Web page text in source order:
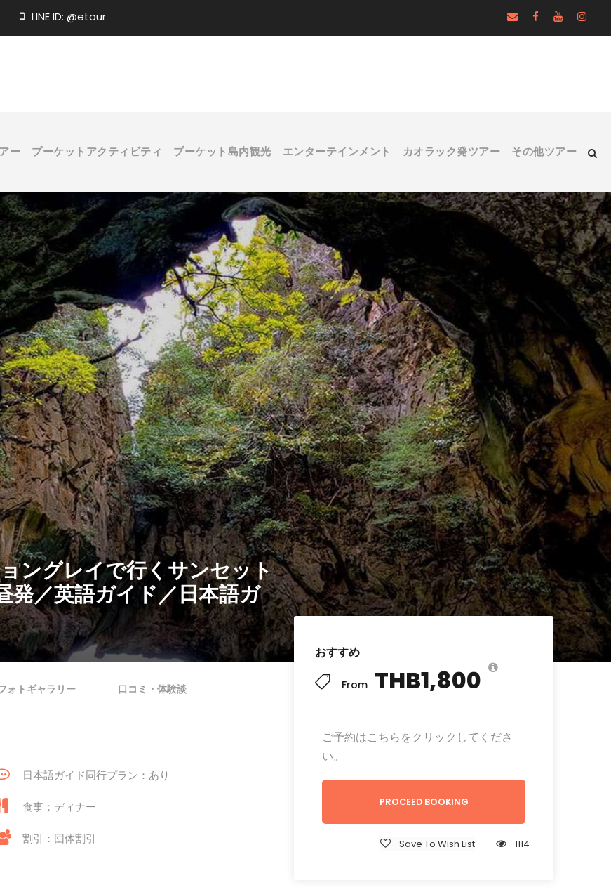
LINE ID: @etour
ー プーケットアクティビティ プーケット島内観光 エンターテインメント カオラック発ツアー
その他ツアー
ングレイで行くサンセット
発／英語ガイド／日本語ガ
おすすめ
From THB1,800
ご予約はこちらをクリックしてくださ
い。
PROCEED BOOKING
Save To Wish List 1114
ォトギャラリー 口コミ・体験談
日本語ガイド同行プラン：あり
食事：ディナー
割引：団体割引